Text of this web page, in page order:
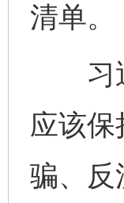
清单。
习近
应该
骗、反